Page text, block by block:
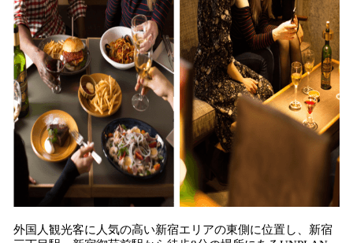
外国人観光客に人気の高い新宿エリアの東側に位置し、新宿